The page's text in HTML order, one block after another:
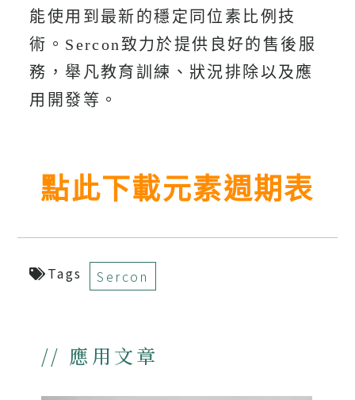
能使用到最新的穩定同位素比例技
術。Sercon致力於提供良好的售後服
務，舉凡教育訓練、狀況排除以及應
用開發等。
點此下載元素週期表
Tags Sercon
// 應用文章